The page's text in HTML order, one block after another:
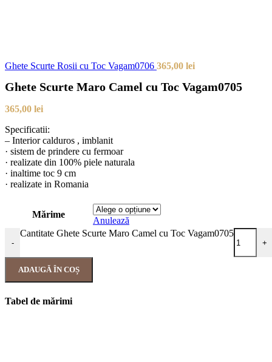
Ghete Scurte Rosii cu Toc Vagam0706 365,00 lei
Ghete Scurte Maro Camel cu Toc Vagam0705
365,00 lei
Specificatii:
– Interior calduros , imblanit
· sistem de prindere cu fermoar
· realizate din 100% piele naturala
· inaltime toc 9 cm
· realizate in Romania
Mărime
Anulează
-
Cantitate Ghete Scurte Maro Camel cu Toc Vagam0705
+
ADAUGĂ ÎN COȘ
Tabel de mărimi